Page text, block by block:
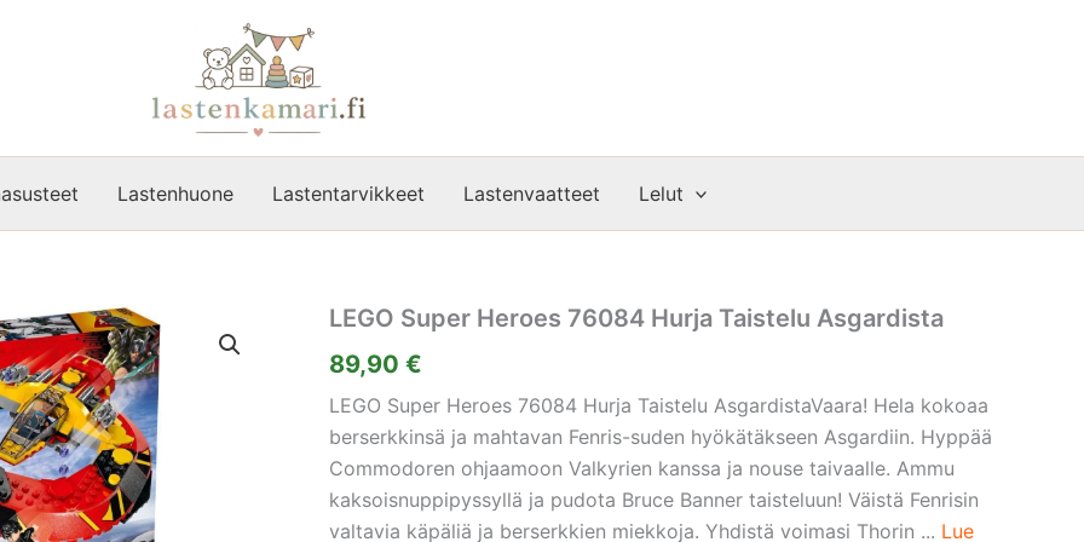
Lastenhuone Lastentarvikkeet Lastenvaatteet Lelut
LEGO Super Heroes 76084 Hurja Taistelu Asgardista
89,90 €
LEGO Super Heroes 76084 Hurja Taistelu AsgardistaVaara! Hela kokoaa
berserkkinsä ja mahtavan Fenris-suden hyökätäkseen Asgardiin. Hyppää
Commodoren ohjaamoon Valkyrien kanssa ja nouse taivaalle. Ammu
kaksoisnuppipyssyllä ja pudota Bruce Banner taisteluun! Väistä Fenrisin
valtavia käpäliä ja berserkkien miekkoja. Yhdistä voimasi Thorin ... Lue